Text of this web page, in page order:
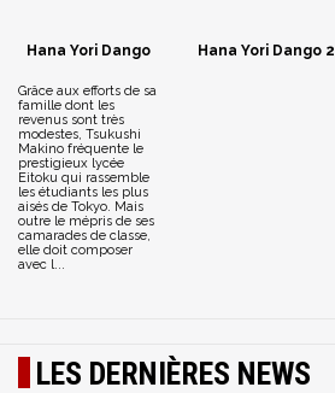
Hana Yori Dango
Grâce aux efforts de sa
famille dont les
revenus sont très
modestes, Tsukushi
Makino fréquente le
prestigieux lycée
Eitoku qui rassemble
les étudiants les plus
aisés de Tokyo. Mais
outre le mépris de ses
camarades de classe,
elle doit composer
avec l...
Hana Yori Dango 2
LES DERNIÈRES NEWS